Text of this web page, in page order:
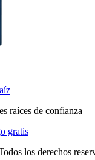
raíces de confianza
gratis
los derechos